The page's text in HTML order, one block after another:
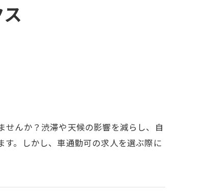
んか？渋滞や天候の影響を減らし、自
。しかし、車通勤可の求人を選ぶ際に